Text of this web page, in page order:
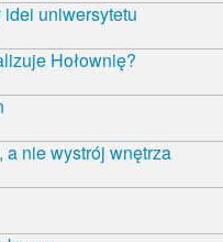
uniwersytetu
Hołownię?
nie wystrój wnętrza